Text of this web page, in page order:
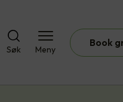
Søk Meny
Book